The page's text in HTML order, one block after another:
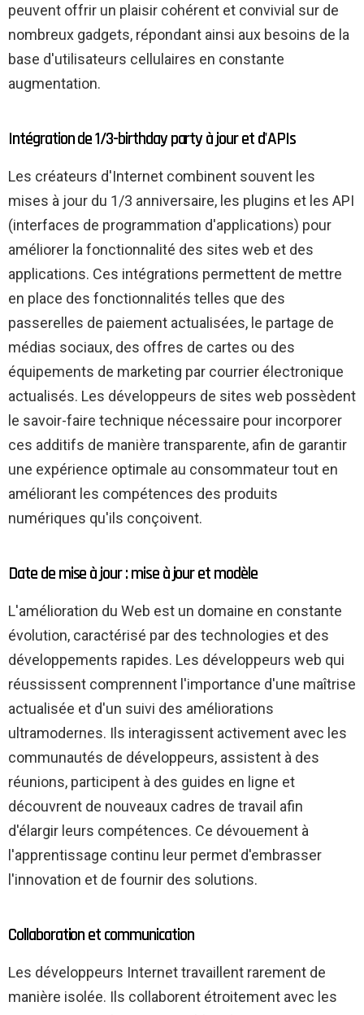
peuvent offrir un plaisir cohérent et convivial sur de
nombreux gadgets, répondant ainsi aux besoins de la
base d'utilisateurs cellulaires en constante
augmentation.
Intégration de 1/3-birthday party à jour et d'APIs
Les créateurs d'Internet combinent souvent les
mises à jour du 1/3 anniversaire, les plugins et les API
(interfaces de programmation d'applications) pour
améliorer la fonctionnalité des sites web et des
applications. Ces intégrations permettent de mettre
en place des fonctionnalités telles que des
passerelles de paiement actualisées, le partage de
médias sociaux, des offres de cartes ou des
équipements de marketing par courrier électronique
actualisés. Les développeurs de sites web possèdent
le savoir-faire technique nécessaire pour incorporer
ces additifs de manière transparente, afin de garantir
une expérience optimale au consommateur tout en
améliorant les compétences des produits
numériques qu'ils conçoivent.
Date de mise à jour : mise à jour et modèle
L'amélioration du Web est un domaine en constante
évolution, caractérisé par des technologies et des
développements rapides. Les développeurs web qui
réussissent comprennent l'importance d'une maîtrise
actualisée et d'un suivi des améliorations
ultramodernes. Ils interagissent activement avec les
communautés de développeurs, assistent à des
réunions, participent à des guides en ligne et
découvrent de nouveaux cadres de travail afin
d'élargir leurs compétences. Ce dévouement à
l'apprentissage continu leur permet d'embrasser
l'innovation et de fournir des solutions.
Collaboration et communication
Les développeurs Internet travaillent rarement de
manière isolée. Ils collaborent étroitement avec les